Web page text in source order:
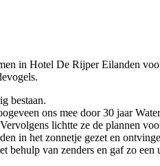
in Hotel De Rijper Eilanden
bestaan.
ons mee door 30 jaar
lichtte ze de plannen
in het zonnetje gezet en
van zenders en gaf zo